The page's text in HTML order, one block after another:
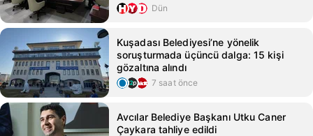
Dün
Kuşadası Belediyesi’ne yönelik
soruşturmada üçüncü dalga: 15 kişi
gözaltına alındı
7 saat önce
Avcılar Belediye Başkanı Utku Caner
Çaykara tahliye edildi